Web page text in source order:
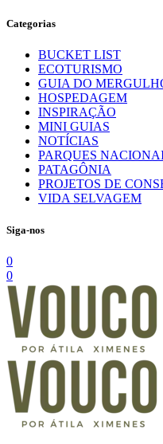
Categorias
BUCKET LIST
ECOTURISMO
GUIA DO
HOSPEDAGEM
INSPIRAÇÃO
MINI GUIAS
NOTÍCIAS
PARQUES
PATAGÔNIA
PROJETOS DE
VIDA SELVAGEM
Siga-nos
0
0